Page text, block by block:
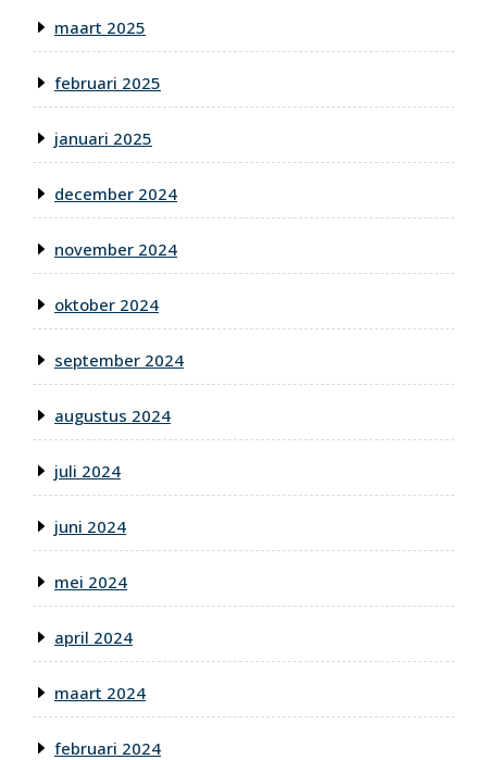
maart 2025
februari 2025
januari 2025
december 2024
november 2024
oktober 2024
september 2024
augustus 2024
juli 2024
juni 2024
mei 2024
april 2024
maart 2024
februari 2024